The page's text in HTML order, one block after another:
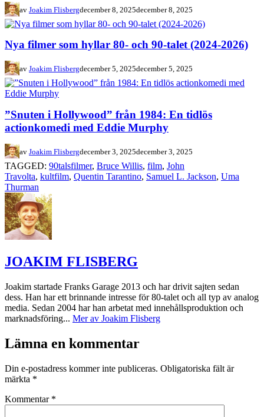
av Joakim Flisbergdecember 8, 2025december 8, 2025
Nya filmer som hyllar 80- och 90-talet (2024-2026)
av Joakim Flisbergdecember 5, 2025december 5, 2025
”Snuten i Hollywood” från 1984: En tidlös
actionkomedi med Eddie Murphy
av Joakim Flisbergdecember 3, 2025december 3, 2025
TAGGED: 90talsfilmer, Bruce Willis, film, John
Travolta, kultfilm, Quentin Tarantino, Samuel L. Jackson, Uma
Thurman
JOAKIM FLISBERG
Joakim startade Franks Garage 2013 och har drivit sajten sedan
dess. Han har ett brinnande intresse för 80-talet och all typ av analog
media. Sedan 2004 har han arbetat med innehållsproduktion och
marknadsföring... Mer av Joakim Flisberg
Lämna en kommentar
Din e-postadress kommer inte publiceras. Obligatoriska fält är
märkta *
Kommentar *